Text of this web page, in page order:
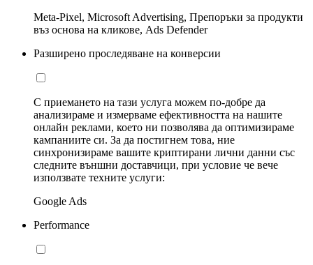
Meta-Pixel, Microsoft Advertising, Препоръки за продукти
въз основа на кликове, Ads Defender
Разширено проследяване на конверсии
С приемането на тази услуга можем по-добре да
анализираме и измерваме ефективността на нашите
онлайн реклами, което ни позволява да оптимизираме
кампаниите си. За да постигнем това, ние
синхронизираме вашите криптирани лични данни със
следните външни доставчици, при условие че вече
използвате техните услуги:
Google Ads
Performance